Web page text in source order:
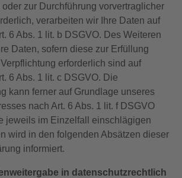
zur Durchführung vorvertraglicher
verarbeiten wir Ihre Daten auf
6 Abs. 1 lit. b DSGVO. Des Weiteren
Daten, sofern diese zur Erfüllung
erforderlich sind auf
6 Abs. 1 lit. c DSGVO. Die
kann ferner auf Grundlage unseres
nach Art. 6 Abs. 1 lit. f DSGVO
jeweils im Einzelfall einschlägigen
wird in den folgenden Absätzen dieser
informiert.
in datenschutzrechtlich